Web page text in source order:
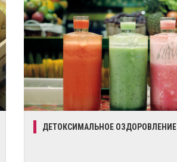
​ДЕТОКСИМАЛЬНОЕ ОЗДОРОВЛЕНИЕ